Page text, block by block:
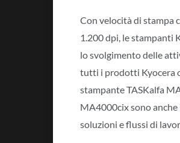
Con velocità di stampa
1.200 dpi, le stampanti
lo svolgimento delle
tutti i prodotti Kyocera
stampante TASKalfa
MA4000cix sono
soluzioni e flussi di